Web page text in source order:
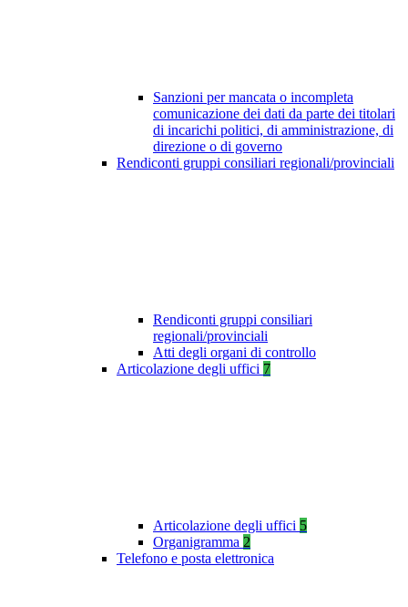
Sanzioni per mancata o incompleta
comunicazione dei dati da parte dei titolari
di incarichi politici, di amministrazione, di
direzione o di governo
Rendiconti gruppi consiliari regionali/provinciali
Rendiconti gruppi consiliari
regionali/provinciali
Atti degli organi di controllo
Articolazione degli uffici 7
Articolazione degli uffici 5
Organigramma 2
Telefono e posta elettronica